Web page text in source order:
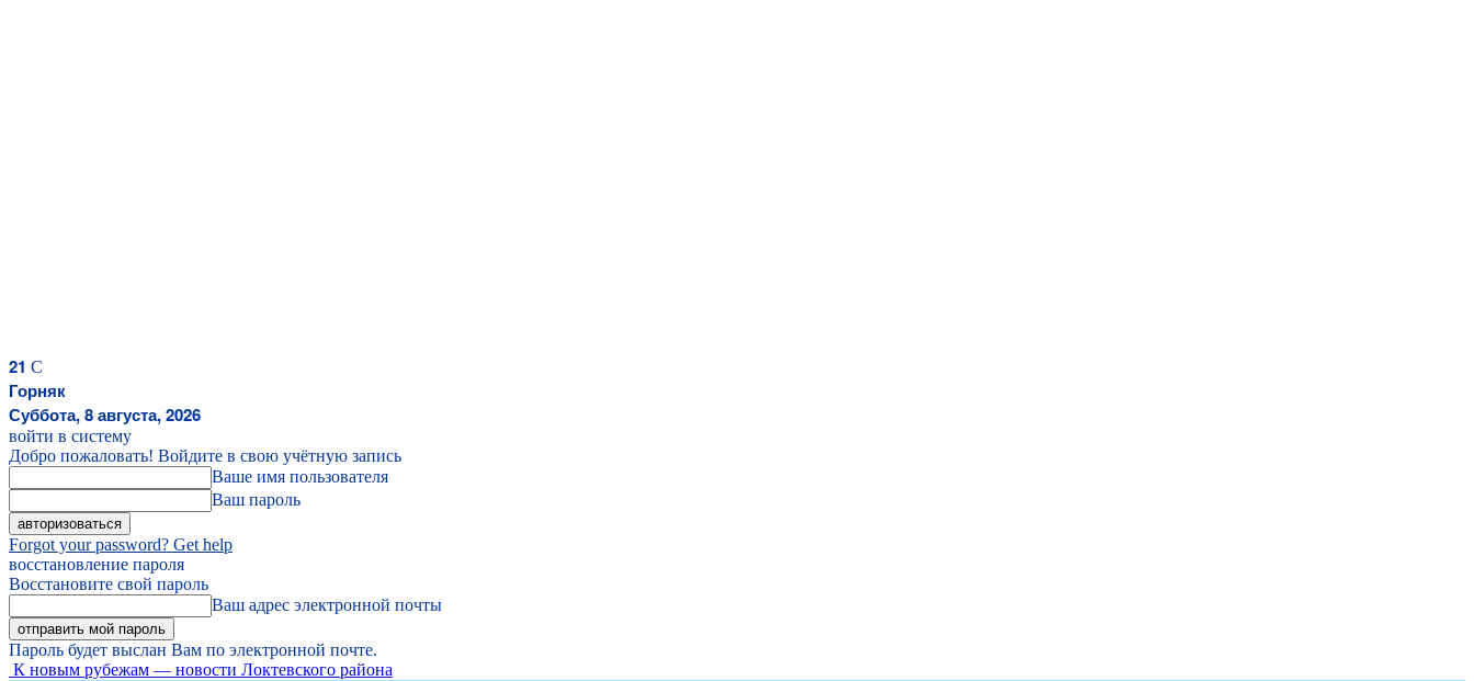
21 C
Горняк
Суббота, 8 августа, 2026
войти в систему
Добро пожаловать! Войдите в свою учётную запись
Ваше имя пользователя
Ваш пароль
Forgot your password? Get help
восстановление пароля
Восстановите свой пароль
Ваш адрес электронной почты
Пароль будет выслан Вам по электронной почте.
К новым рубежам — новости Локтевского района